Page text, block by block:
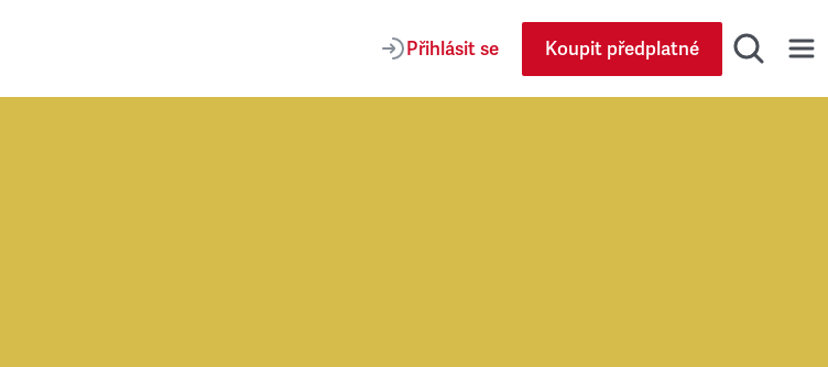
Přihlásit se Koupit předplatné